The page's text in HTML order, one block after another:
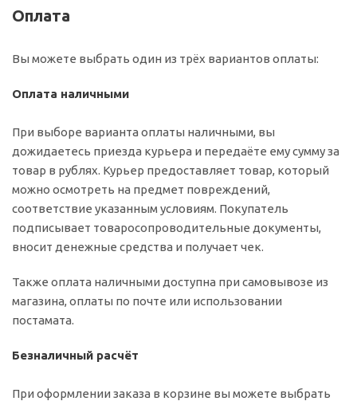
Оплата
Вы можете выбрать один из трёх вариантов оплаты:
Оплата наличными
При выборе варианта оплаты наличными, вы
дожидаетесь приезда курьера и передаёте ему сумму за
товар в рублях. Курьер предоставляет товар, который
можно осмотреть на предмет повреждений,
соответствие указанным условиям. Покупатель
подписывает товаросопроводительные документы,
вносит денежные средства и получает чек.
Также оплата наличными доступна при самовывозе из
магазина, оплаты по почте или использовании
постамата.
Безналичный расчёт
При оформлении заказа в корзине вы можете выбрать